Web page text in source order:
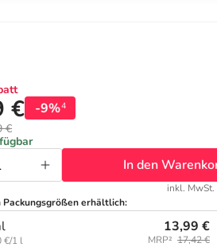
€ -9%4
€
In den
inkl. MwSt.
Packungsgrößen erhältlich:
€/1 l
13,99 €
MRP² 17,42 €